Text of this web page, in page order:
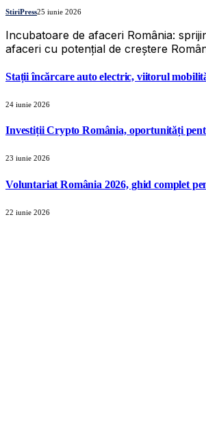
StiriPress25 iunie 2026
Incubatoare de afaceri România:
afaceri cu potențial de creștere
Stații încărcare auto electric, viitorul
24 iunie 2026
Investiții Crypto România, oportunități
23 iunie 2026
Voluntariat România 2026, ghid complet
22 iunie 2026